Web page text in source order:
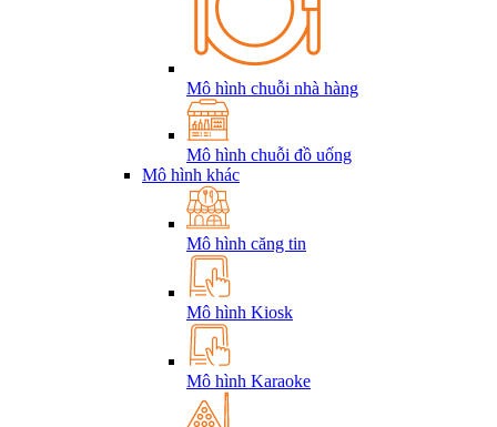
Mô hình chuỗi nhà hàng
Mô hình chuỗi đồ uống
Mô hình khác
Mô hình căng tin
Mô hình Kiosk
Mô hình Karaoke